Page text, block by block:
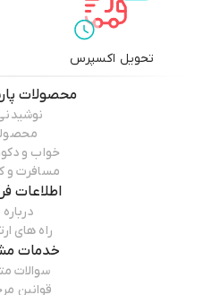
تحویل اکسپرس
محصولات
خواب و
مسافرت و
اطلاعات
درباره
راه های
خدمات
سوالات
قوانین